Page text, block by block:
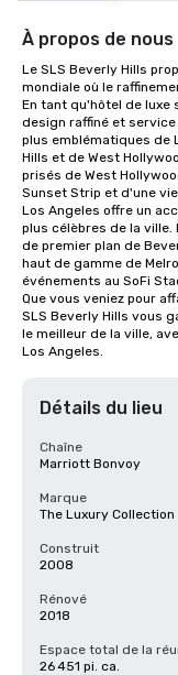
À propos de nous
Le SLS Beverly Hills
mondiale où le
En tant qu'hôtel de luxe
design raffiné et
plus emblématiques de
Hills et de West
prisés de West
Sunset Strip et d'une
Los Angeles offre un
plus célèbres de la
de premier plan de
haut de gamme de
événements au SoFi
Que vous veniez pour
SLS Beverly Hills vous
le meilleur de la ville,
Los Angeles.
Détails du lieu
Chaîne
Marriott Bonvoy
Marque
The Luxury Collection
Construit
2008
Rénové
2018
Espace total de la
26 451 pi. ca.